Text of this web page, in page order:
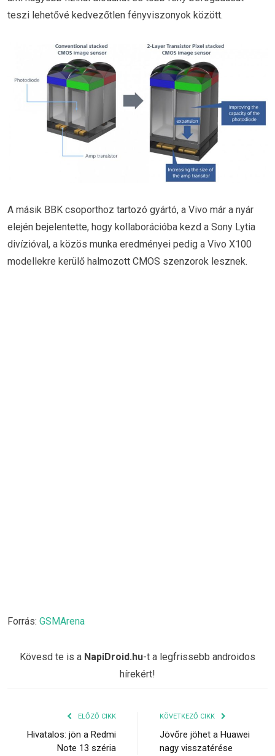
teszi lehetővé kedvezőtlen fényviszonyok között.
A másik BBK csoporthoz tartozó gyártó, a Vivo már a nyár
elején bejelentette, hogy kollaborációba kezd a Sony Lytia
divízióval, a közös munka eredményei pedig a Vivo X100
modellekre kerülő halmozott CMOS szenzorok lesznek.
Forrás: GSMArena
Kövesd te is a NapiDroid.hu-t a legfrissebb androidos
hírekért!
ELŐZŐ CIKK
Hivatalos: jön a Redmi
Note 13 széria
KÖVETKEZŐ CIKK
Jövőre jöhet a Huawei
nagy visszatérése